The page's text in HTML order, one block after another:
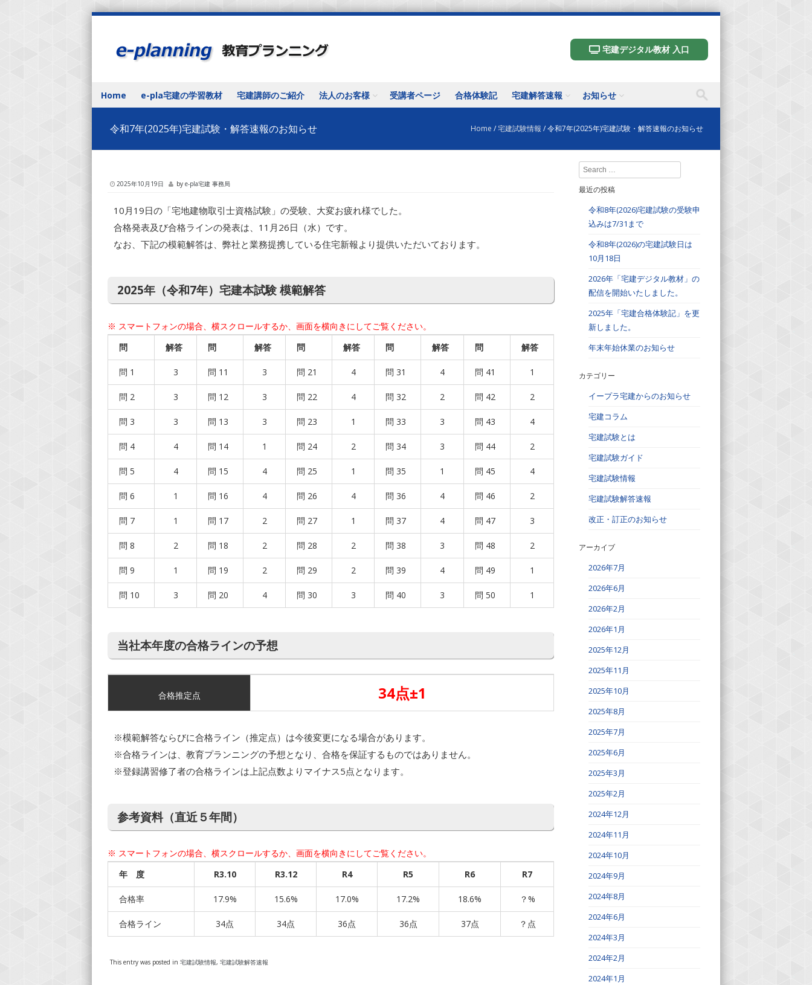
宅建デジタル教材 入口
Menu
Skip to content
Home e-pla宅建の学習教材 宅建講師のご紹介 法人のお客様 受講者ページ 合格体験記 宅建解答速報 お知らせ
令和7年(2025年)宅建試験・解答速報のお知らせ Home /宅建試験情報 /令和7年(2025年)宅建試験・解答速報のお知らせ
2025年10月19日 by e-pla宅建 事務局
10月19日の「宅地建物取引士資格試験」の受験、大変お疲れ様でした。
合格発表及び合格ラインの発表は、11月26日（水）です。
なお、下記の模範解答は、弊社と業務提携している住宅新報より提供いただいております。
2025年（令和7年）宅建本試験 模範解答
※ スマートフォンの場合、横スクロールするか、画面を横向きにしてご覧ください。
問
解答 問 解答 問 解答 問 解答 問 解答
問 1 3 問 11 3 問 21 4 問 31 4 問 41 1
問 2 3 問 12 3 問 22 4 問 32 2 問 42 2
問 3 3 問 13 3 問 23 1 問 33 3 問 43 4
問 4 4 問 14 1 問 24 2 問 34 3 問 44 2
問 5 4 問 15 4 問 25 1 問 35 1 問 45 4
問 6 1 問 16 4 問 26 4 問 36 4 問 46 2
問 7 1 問 17 2 問 27 1 問 37 4 問 47 3
問 8 2 問 18 2 問 28 2 問 38 3 問 48 2
問 9 1 問 19 2 問 29 2 問 39 4 問 49 1
問 10 3 問 20 4 問 30 3 問 40 3 問 50 1
当社本年度の合格ラインの予想
合格推定点 34点±1
※模範解答ならびに合格ライン（推定点）は今後変更になる場合があります。
※合格ラインは、教育プランニングの予想となり、合格を保証するものではありません。
※登録講習修了者の合格ラインは上記点数よりマイナス5点となります。
参考資料（直近５年間）
※ スマートフォンの場合、横スクロールするか、画面を横向きにしてご覧ください。
年 度
R3.10 R3.12 R4 R5 R6 R7
合格率 17.9% 15.6% 17.0% 17.2% 18.6% ？%
合格ライン 34点 34点 36点 36点 37点 ？点
This entry was posted in 宅建試験情報, 宅建試験解答速報
Search
最近の投稿
令和8年(2026)宅建試験の受験申
込みは7/31まで
令和8年(2026)の宅建試験日は
10月18日
2026年「宅建デジタル教材」の
配信を開始いたしました。
2025年「宅建合格体験記」を更
新しました。
年末年始休業のお知らせ
カテゴリー
イープラ宅建からのお知らせ
宅建コラム
宅建試験とは
宅建試験ガイド
宅建試験情報
宅建試験解答速報
改正・訂正のお知らせ
アーカイブ
2026年7月
2026年6月
2026年2月
2026年1月
2025年12月
2025年11月
2025年10月
2025年8月
2025年7月
2025年6月
2025年3月
2025年2月
2024年12月
2024年11月
2024年10月
2024年9月
2024年8月
2024年6月
2024年3月
2024年2月
2024年1月